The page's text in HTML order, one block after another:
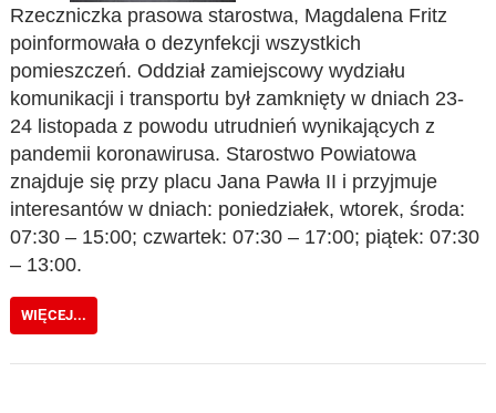
Rzeczniczka prasowa starostwa, Magdalena Fritz
poinformowała o dezynfekcji wszystkich
pomieszczeń. Oddział zamiejscowy wydziału
komunikacji i transportu był zamknięty w dniach 23-
24 listopada z powodu utrudnień wynikających z
pandemii koronawirusa. Starostwo Powiatowa
znajduje się przy placu Jana Pawła II i przyjmuje
interesantów w dniach: poniedziałek, wtorek, środa:
07:30 – 15:00; czwartek: 07:30 – 17:00; piątek: 07:30
– 13:00.
WIĘCEJ...